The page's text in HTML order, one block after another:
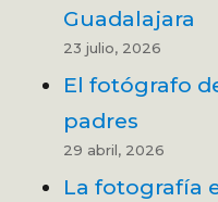
Guadalajara
23 julio, 2026
El fotógrafo
padres
29 abril, 2026
La fotografía